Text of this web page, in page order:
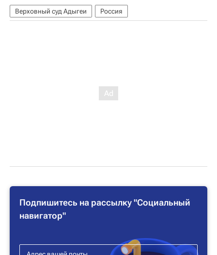
Верховный суд Адыгеи Россия
Подпишитесь на рассылку "Социальный
навигатор"